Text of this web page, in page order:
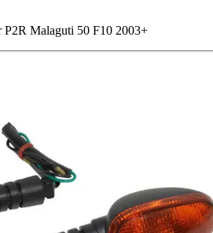
P2R Malaguti 50 F10 2003+